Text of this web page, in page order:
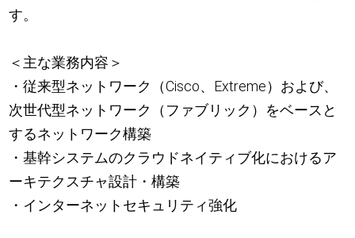
す。
＜主な業務内容＞
・従来型ネットワーク（Cisco、Extreme）および、
次世代型ネットワーク（ファブリック）をベースと
するネットワーク構築
・基幹システムのクラウドネイティブ化におけるア
ーキテクスチャ設計・構築
・インターネットセキュリティ強化